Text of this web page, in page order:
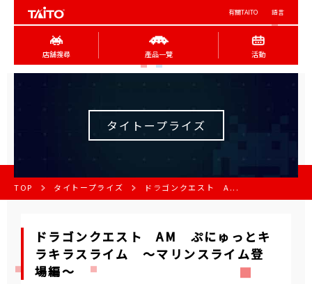
有關TAITO 語言
店舖搜尋 產品一覽 活動
タイトープライズ
TOP タイトープライズ ドラゴンクエスト A...
ドラゴンクエスト AM ぷにゅっとキ
ラキラスライム ～マリンスライム登
場編～